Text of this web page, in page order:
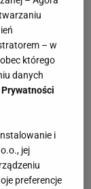
– w
którego
danych
i
jej
preferencje